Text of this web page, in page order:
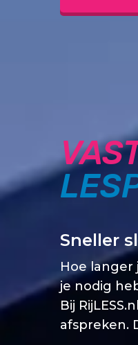
Sneller
Hoe langer
je nodig
Bij
afspreken.